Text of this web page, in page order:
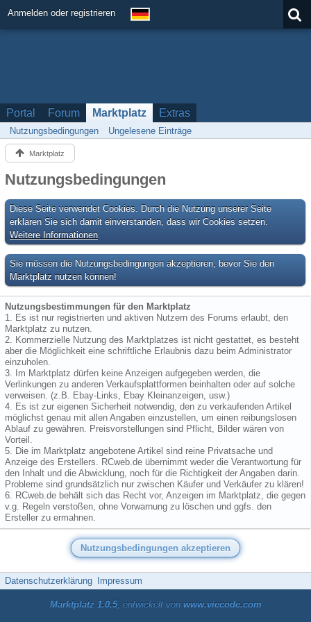
Anmelden oder registrieren
Portal Forum Marktplatz Extras
Nutzungsbedingungen Ungelesene Einträge
Marktplatz
Nutzungsbedingungen
Diese Seite verwendet Cookies. Durch die Nutzung unserer Seite
erklären Sie sich damit einverstanden, dass wir Cookies setzen.
Weitere Informationen
Sie müssen die Nutzungsbedingungen akzeptieren, bevor Sie den
Marktplatz nutzen können!
Nutzungsbestimmungen für den Marktplatz
1. Es ist nur registrierten und aktiven Nutzern des Forums erlaubt, den
Marktplatz zu nutzen.
2. Kommerzielle Nutzung des Marktplatzes ist nicht gestattet, es besteht
aber die Möglichkeit eine schriftliche Erlaubnis dazu beim Administrator
einzuholen.
3. Im Marktplatz dürfen keine Anzeigen aufgegeben werden, die
Verlinkungen zu anderen Verkaufsplattformen beinhalten oder auf solche
verweisen. (z.B. Ebay-Links, Ebay Kleinanzeigen, usw.)
4. Es ist zur eigenen Sicherheit notwendig, den zu verkaufenden Artikel
möglichst genau mit allen Angaben einzustellen, um einen reibungslosen
Ablauf zu gewähren. Preisvorstellungen sind Pflicht, Bilder wären von
Vorteil.
5. Die im Marktplatz angebotene Artikel sind reine Privatsache und
Anzeige des Erstellers. RCweb.de übernimmt weder die Verantwortung für
den Inhalt und die Abwicklung, noch für die Richtigkeit der Angaben darin.
Probleme sind grundsätzlich nur zwischen Käufer und Verkäufer zu klären!
6. RCweb.de behält sich das Recht vor, Anzeigen im Marktplatz, die gegen
v.g. Regeln verstoßen, ohne Vorwarnung zu löschen und ggfs. den
Ersteller zu ermahnen.
Datenschutzerklärung Impressum
Marktplatz 1.0.5, entwickelt von www.viecode.com